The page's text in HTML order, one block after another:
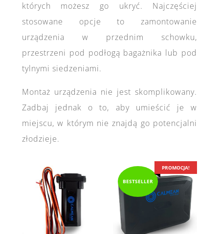
których możesz go ukryć. Najczęściej
stosowane opcje to zamontowanie
urządzenia w przednim schowku,
przestrzeni pod podłogą bagażnika lub pod
tylnymi siedzeniami.
Montaż urządzenia nie jest skomplikowany.
Zadbaj jednak o to, aby umieścić je w
miejscu, w którym nie znajdą go potencjalni
złodzieje.
BESTSELLER
PROMOCJA!